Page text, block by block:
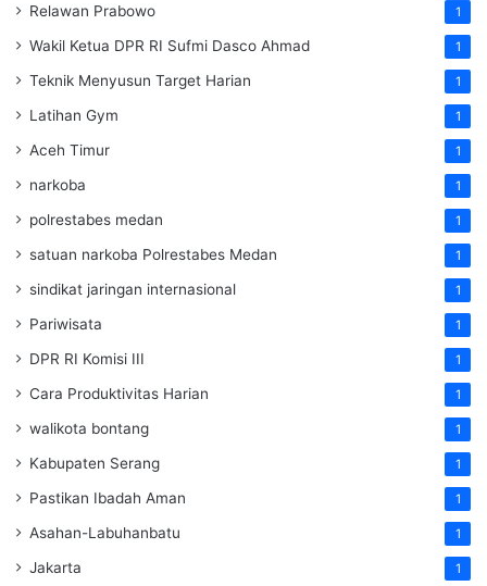
Relawan Prabowo 1
Wakil Ketua DPR RI Sufmi Dasco Ahmad 1
Teknik Menyusun Target Harian 1
Latihan Gym 1
Aceh Timur 1
narkoba 1
polrestabes medan 1
satuan narkoba Polrestabes Medan 1
sindikat jaringan internasional 1
Pariwisata 1
DPR RI Komisi III 1
Cara Produktivitas Harian 1
walikota bontang 1
Kabupaten Serang 1
Pastikan Ibadah Aman 1
Asahan-Labuhanbatu 1
Jakarta 1